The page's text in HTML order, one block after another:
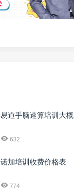
易道手脑速算培训大概
632
诺加培训收费价格表
774